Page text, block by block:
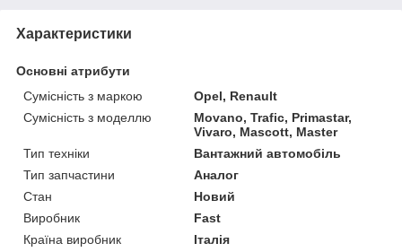
Характеристики
Основні атрибути
Сумісність з маркою
Opel, Renault
Сумісність з моделлю
Movano, Trafic, Primastar,
Vivaro, Mascott, Master
Тип техніки
Вантажний автомобіль
Тип запчастини
Аналог
Стан
Новий
Виробник
Fast
Країна виробник
Італія